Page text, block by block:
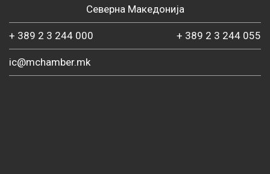
Северна Македонија
+ 389 2 3 244 000 + 389 2 3 244 055
ic@mchamber.mk